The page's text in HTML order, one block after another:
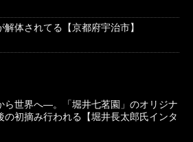
体されてる【京都府宇治市】
ら世界へ―。「堀井七茗園」のオリジナ
の初摘み行われる【堀井長太郎氏インタ